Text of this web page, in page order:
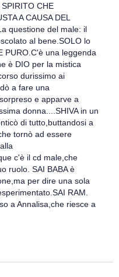
CHE
A CAUSA DEL
questione del male: il
al bene.SOLO lo
PURO.C'è una leggenda
è DIO per la mistica
durissimo ai
a fare una
e apparve a
donna....SHIVA in un
di tutto,buttandosi a
tornò ad essere
c'è il cd male,che
ruolo. SAI BABA è
per dire una sola
RAM.
a Annalisa,che riesce a